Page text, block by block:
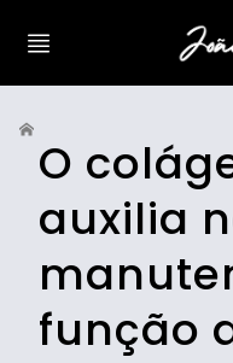
O
auxilia
função